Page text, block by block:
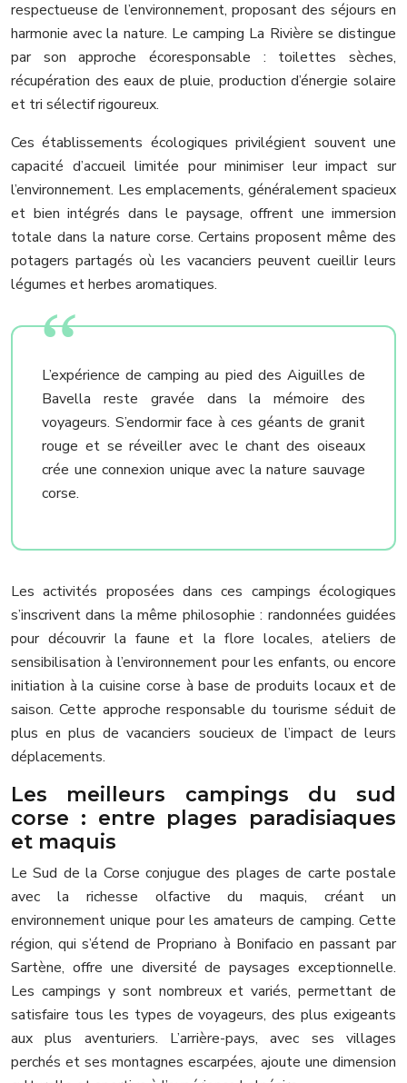
respectueuse de l’environnement, proposant des séjours en
harmonie avec la nature. Le camping La Rivière se distingue
par son approche écoresponsable : toilettes sèches,
récupération des eaux de pluie, production d’énergie solaire
et tri sélectif rigoureux.
Ces établissements écologiques privilégient souvent une
capacité d’accueil limitée pour minimiser leur impact sur
l’environnement. Les emplacements, généralement spacieux
et bien intégrés dans le paysage, offrent une immersion
totale dans la nature corse. Certains proposent même des
potagers partagés où les vacanciers peuvent cueillir leurs
légumes et herbes aromatiques.
L’expérience de camping au pied des Aiguilles de
Bavella reste gravée dans la mémoire des
voyageurs. S’endormir face à ces géants de granit
rouge et se réveiller avec le chant des oiseaux
crée une connexion unique avec la nature sauvage
corse.
Les activités proposées dans ces campings écologiques
s’inscrivent dans la même philosophie : randonnées guidées
pour découvrir la faune et la flore locales, ateliers de
sensibilisation à l’environnement pour les enfants, ou encore
initiation à la cuisine corse à base de produits locaux et de
saison. Cette approche responsable du tourisme séduit de
plus en plus de vacanciers soucieux de l’impact de leurs
déplacements.
Les meilleurs campings du sud
corse : entre plages paradisiaques
et maquis
Le Sud de la Corse conjugue des plages de carte postale
avec la richesse olfactive du maquis, créant un
environnement unique pour les amateurs de camping. Cette
région, qui s’étend de Propriano à Bonifacio en passant par
Sartène, offre une diversité de paysages exceptionnelle.
Les campings y sont nombreux et variés, permettant de
satisfaire tous les types de voyageurs, des plus exigeants
aux plus aventuriers. L’arrière-pays, avec ses villages
perchés et ses montagnes escarpées, ajoute une dimension